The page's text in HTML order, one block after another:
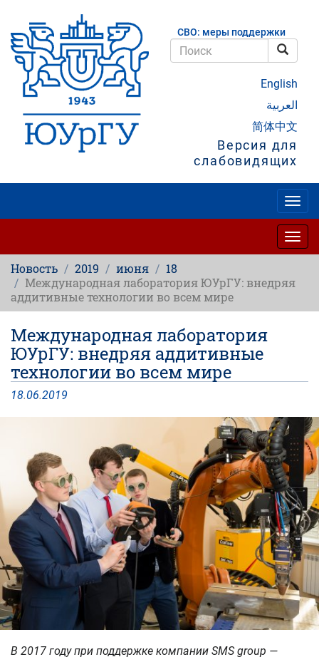
основному
содержанию
СВО: меры поддержки
English
العربية
简体中文
Версия для
слабовидящих
Новость 2019 июня
18
Международная лаборатория ЮУрГУ: внедряя
аддитивные технологии во всем мире
Международная лаборатория
ЮУрГУ: внедряя аддитивные
технологии во всем мире
18.06.2019
В 2017 году при поддержке компании SMS group —